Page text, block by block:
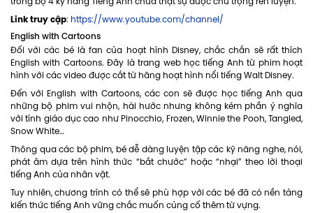
Link truy cập: https://www.youtube.com/channel/
English with Cartoons
Đối với các bé là fan của hoạt hình Disney, chắc chắn sẽ rất thích
English with Cartoons. Đây là trang web học tiếng Anh từ phim hoạt
hình với các video được cắt từ hãng hoạt hình nổi tiếng Walt Disney.
Đến với English with Cartoons, các con sẽ được học tiếng Anh qua
những bộ phim vui nhộn, hài hước nhưng không kém phần ý nghĩa
với tính giáo dục cao như Pinocchio, Frozen, Winnie the Pooh, Tangled,
Snow White…
Thông qua các bộ phim, bé dễ dàng luyện tập các kỹ năng nghe, nói,
phát âm dựa trên hình thức “bắt chước” hoặc “nhại” theo lời thoại
tiếng Anh của nhân vật.
Tuy nhiên, chương trình có thể sẽ phù hợp với các bé đã có nền tảng
kiến thức tiếng Anh vững chắc muốn củng cố thêm từ vựng.